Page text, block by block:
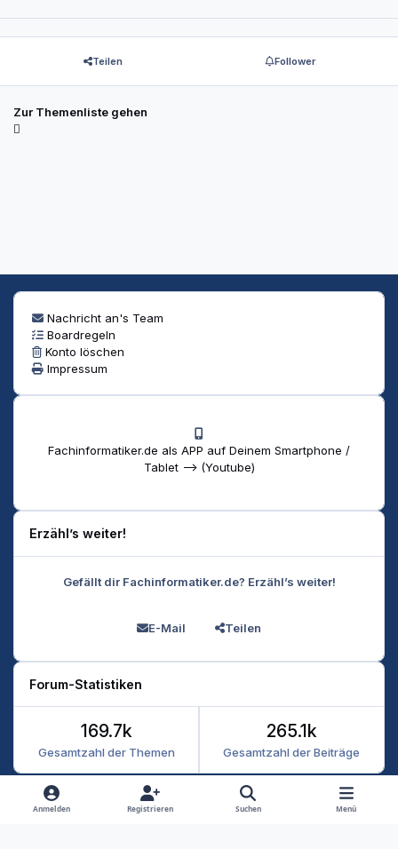
Teilen Follower
Zur Themenliste gehen
Nachricht an's Team
Boardregeln
Konto löschen
Impressum
Fachinformatiker.de als APP auf Deinem Smartphone /
Tablet --> (Youtube)
Erzähl’s weiter!
Gefällt dir Fachinformatiker.de? Erzähl’s weiter!
E-Mail Teilen
Forum-Statistiken
Gesamtzahl der Themen
169.7k
Gesamtzahl der Beiträge
265.1k
Heller Modus
Dunkler Modus
Systemeinstellung
Anmelden Registrieren Suchen Menü